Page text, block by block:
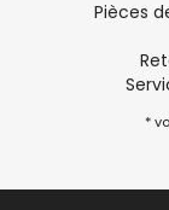
Pièces
*